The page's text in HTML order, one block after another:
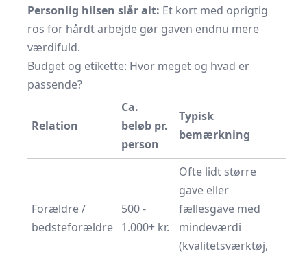
Personlig hilsen slår alt: Et kort med oprigtig
ros for hårdt arbejde gør gaven endnu mere
værdifuld.
Budget og etikette: Hvor meget og hvad er
passende?
Relation
Ca.
beløb pr.
person
Typisk
bemærkning
Forældre /
bedsteforældre
500 -
1.000+ kr.
Ofte lidt større
gave eller
fællesgave med
mindeværdi
(kvalitetsværktøj,